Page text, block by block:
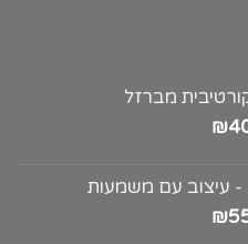
מברזל
₪
עיצוב עם משמעות
₪